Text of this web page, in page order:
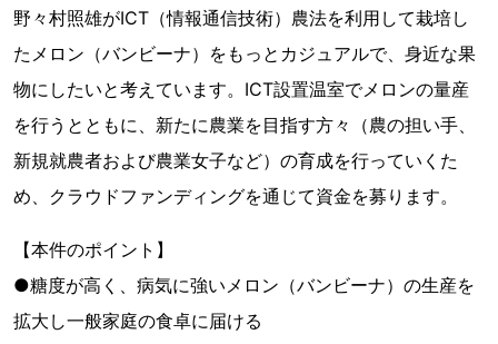
野々村照雄がICT（情報通信技術）農法を利用して栽培し
たメロン（バンビーナ）をもっとカジュアルで、身近な果
物にしたいと考えています。ICT設置温室でメロンの量産
を行うとともに、新たに農業を目指す方々（農の担い手、
新規就農者および農業女子など）の育成を行っていくた
め、クラウドファンディングを通じて資金を募ります。
【本件のポイント】
●糖度が高く、病気に強いメロン（バンビーナ）の生産を
拡大し一般家庭の食卓に届ける